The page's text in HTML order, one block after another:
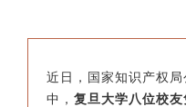
近日，国家知识产权
中， 复旦大学八位校